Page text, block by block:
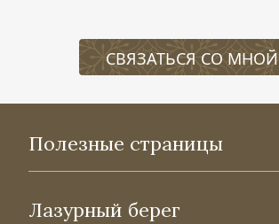
СВЯЗАТЬСЯ СО МНОЙ
Полезные страницы
Лазурный берег